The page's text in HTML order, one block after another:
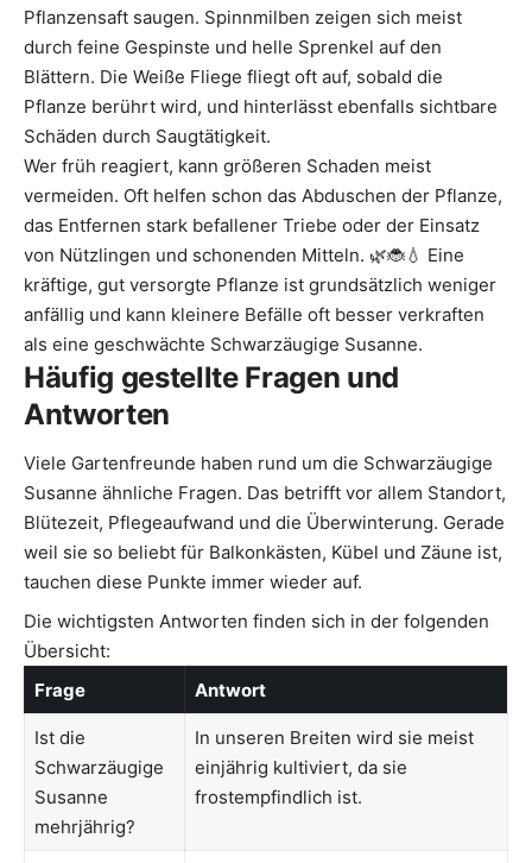
Pflanzensaft saugen. Spinnmilben zeigen sich meist
durch feine Gespinste und helle Sprenkel auf den
Blättern. Die Weiße Fliege fliegt oft auf, sobald die
Pflanze berührt wird, und hinterlässt ebenfalls sichtbare
Schäden durch Saugtätigkeit.
Wer früh reagiert, kann größeren Schaden meist
vermeiden. Oft helfen schon das Abduschen der Pflanze,
das Entfernen stark befallener Triebe oder der Einsatz
von Nützlingen und schonenden Mitteln. 🌿🐞💧 Eine
kräftige, gut versorgte Pflanze ist grundsätzlich weniger
anfällig und kann kleinere Befälle oft besser verkraften
als eine geschwächte Schwarzäugige Susanne.
Häufig gestellte Fragen und
Antworten
Viele Gartenfreunde haben rund um die Schwarzäugige
Susanne ähnliche Fragen. Das betrifft vor allem Standort,
Blütezeit, Pflegeaufwand und die Überwinterung. Gerade
weil sie so beliebt für Balkonkästen, Kübel und Zäune ist,
tauchen diese Punkte immer wieder auf.
Die wichtigsten Antworten finden sich in der folgenden
Übersicht:
Frage
Antwort
Ist die
Schwarzäugige
Susanne
mehrjährig?
In unseren Breiten wird sie meist
einjährig kultiviert, da sie
frostempfindlich ist.